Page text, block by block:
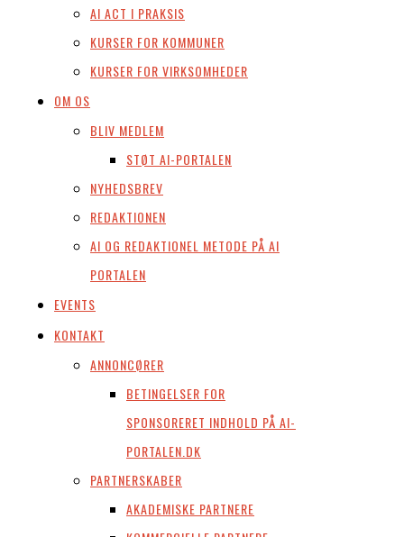
AI ACT I PRAKSIS
KURSER FOR KOMMUNER
KURSER FOR VIRKSOMHEDER
OM OS
BLIV MEDLEM
STØT AI-PORTALEN
NYHEDSBREV
REDAKTIONEN
AI OG REDAKTIONEL METODE PÅ AI
PORTALEN
EVENTS
KONTAKT
ANNONCØRER
BETINGELSER FOR
SPONSORERET INDHOLD PÅ AI-
PORTALEN.DK
PARTNERSKABER
AKADEMISKE PARTNERE